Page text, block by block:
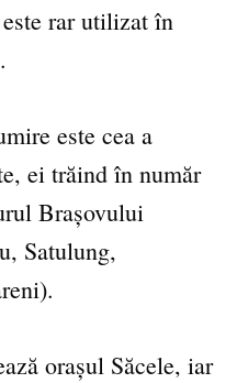
rar utilizat în
este cea a
ei trăind în număr
Brașovului
Satulung,
orașul Săcele, iar